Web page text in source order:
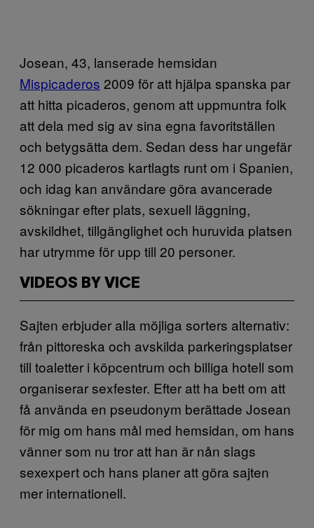
Josean, 43, lanserade hemsidan
Mispicaderos 2009 för att hjälpa spanska par
att hitta picaderos, genom att uppmuntra folk
att dela med sig av sina egna favoritställen
och betygsätta dem. Sedan dess har ungefär
12 000 picaderos kartlagts runt om i Spanien,
och idag kan användare göra avancerade
sökningar efter plats, sexuell läggning,
avskildhet, tillgänglighet och huruvida platsen
har utrymme för upp till 20 personer.
VIDEOS BY VICE
Sajten erbjuder alla möjliga sorters alternativ:
från pittoreska och avskilda parkeringsplatser
till toaletter i köpcentrum och billiga hotell som
organiserar sexfester. Efter att ha bett om att
få använda en pseudonym berättade Josean
för mig om hans mål med hemsidan, om hans
vänner som nu tror att han är nån slags
sexexpert och hans planer att göra sajten
mer internationell.